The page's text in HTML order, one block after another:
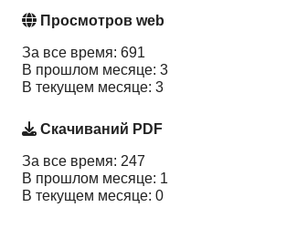
Просмотров web
За все время: 691
В прошлом месяце: 3
В текущем месяце: 3
Скачиваний PDF
За все время: 247
В прошлом месяце: 1
В текущем месяце: 0